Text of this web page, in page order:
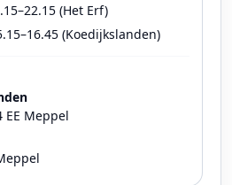
(Het Erf)
(Koedijkslanden)
EE Meppel